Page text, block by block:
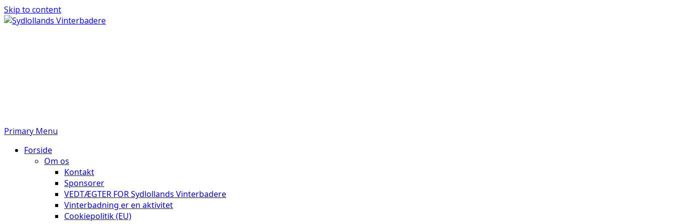
Skip to content
Primary Menu
Forside
Om os
Kontakt
Sponsorer
VEDTÆGTER FOR Sydlollands Vinterbadere
Vinterbadning er en aktivitet
Cookiepolitik (EU)